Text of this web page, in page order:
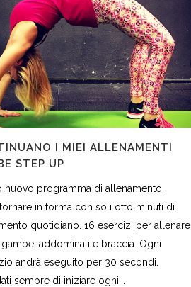
I MIEI ALLENAMENTI
STEP UP
nuovo programma di allenamento .
in forma con soli otto minuti di
quotidiano. 16 esercizi per allenare
addominali e braccia. Ogni
andrà eseguito per 30 secondi.
sempre di iniziare ogni...